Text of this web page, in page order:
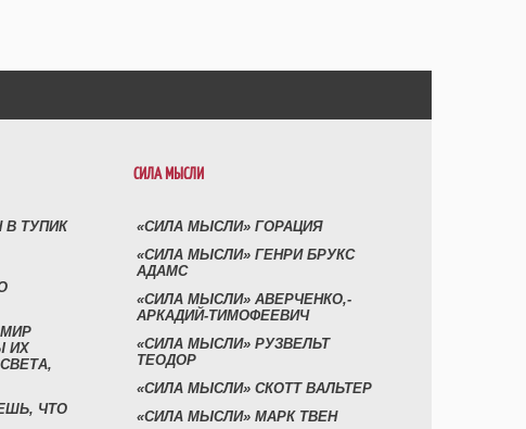
В ТУПИК
ИХ
ЧТО
СИЛА МЫСЛИ
«СИЛА МЫСЛИ» ГОРАЦИЯ
«СИЛА МЫСЛИ» ГЕНРИ БРУКС
АДАМС
«СИЛА МЫСЛИ» АВЕРЧЕНКО,-
АРКАДИЙ-ТИМОФЕЕВИЧ
«СИЛА МЫСЛИ» РУЗВЕЛЬТ
ТЕОДОР
«СИЛА МЫСЛИ» СКОТТ ВАЛЬТЕР
«СИЛА МЫСЛИ» МАРК ТВЕН